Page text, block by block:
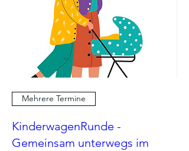
Mehrere Termine
KinderwagenRunde -
Gemeinsam unterwegs im